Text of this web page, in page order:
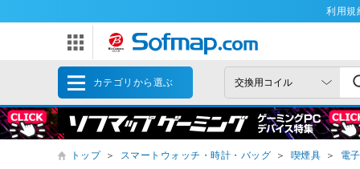
利用規
カテゴリから選ぶ
トップ ＞ スマートウォッチ・時計・バッグ ＞ 喫煙具 ＞ 電